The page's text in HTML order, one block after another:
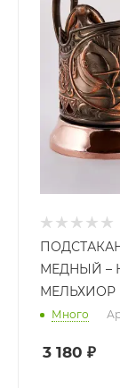
МЕДНЫЙ –
МЕЛЬХИОР
Много
3 180 ₽